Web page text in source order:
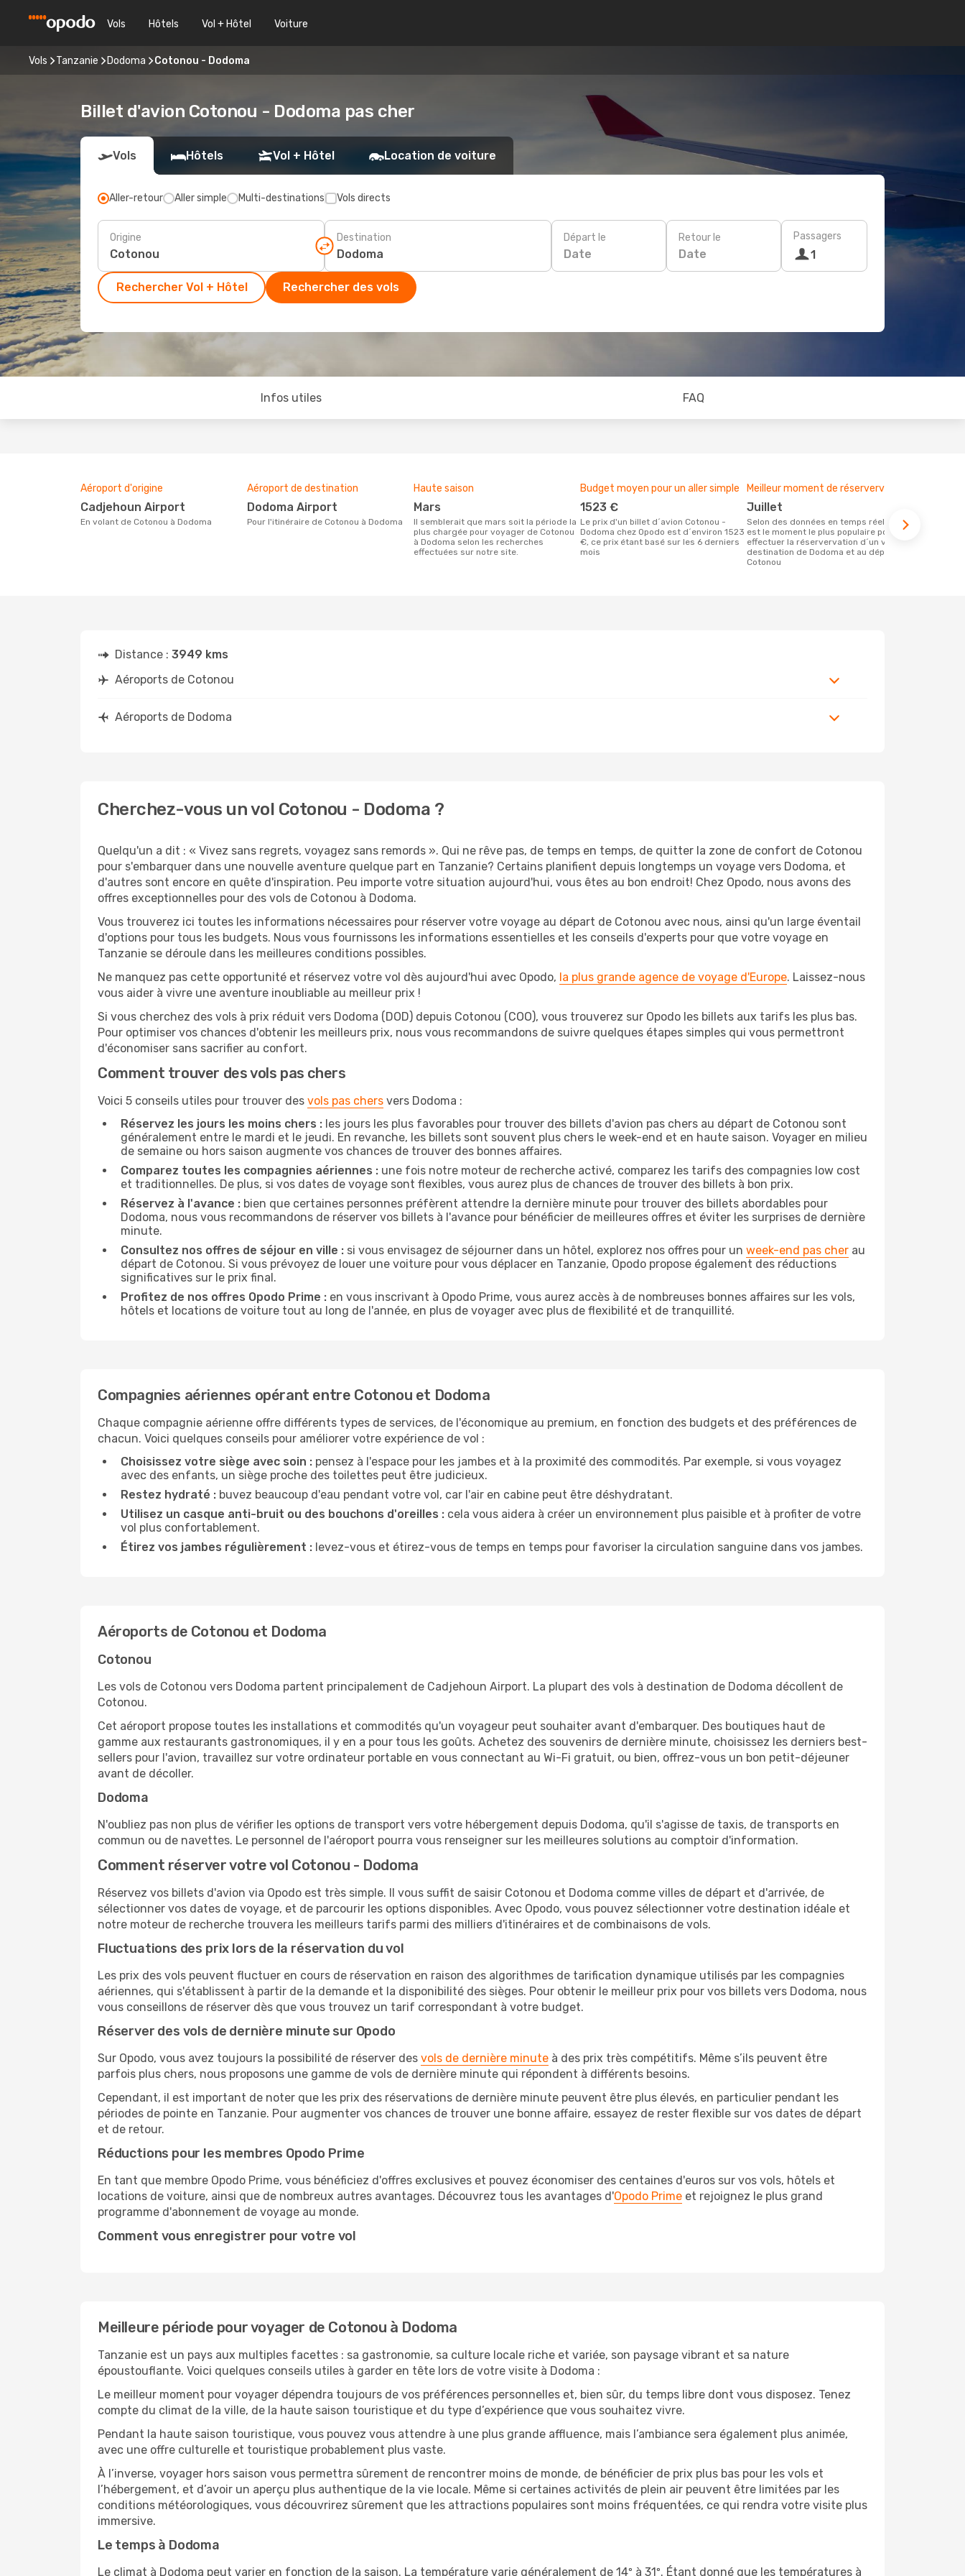
Vols Hôtels Vol + Hôtel Voiture
Vols Tanzanie Dodoma Cotonou - Dodoma
Billet d'avion Cotonou - Dodoma pas cher
Vols Hôtels Vol + Hôtel Location de voiture
Aller-retour Aller simple Multi-destinations Vols directs
Origine Destination Départ le
Date
Retour le
Date
Passagers
1
Rechercher Vol + Hôtel Rechercher des vols
Infos utiles FAQ
Aéroport d'origine
Cadjehoun Airport
En volant de Cotonou à Dodoma
Aéroport de destination
Dodoma Airport
Pour l'itinéraire de Cotonou à Dodoma
Haute saison
mars
Il semblerait que mars soit la période la
plus chargée pour voyager de Cotonou
à Dodoma selon les recherches
effectuées sur notre site.
Budget moyen pour un aller simple
1523 €
Le prix d'un billet d´avion Cotonou -
Dodoma chez Opodo est d´environ 1523
€, ce prix étant basé sur les 6 derniers
mois
Meilleur moment de réservervation
juillet
Selon des données en temps réel, mai
est le moment le plus populaire pour
effectuer la réservervation d´un vol à
destination de Dodoma et au départ de
Cotonou
Distance : 3949 kms
Aéroports de Cotonou
Aéroports de Dodoma
Cherchez-vous un vol Cotonou - Dodoma ?
Quelqu'un a dit : « Vivez sans regrets, voyagez sans remords ». Qui ne rêve pas, de temps en temps, de quitter la zone de confort de Cotonou
pour s'embarquer dans une nouvelle aventure quelque part en Tanzanie? Certains planifient depuis longtemps un voyage vers Dodoma, et
d'autres sont encore en quête d'inspiration. Peu importe votre situation aujourd'hui, vous êtes au bon endroit! Chez Opodo, nous avons des
offres exceptionnelles pour des vols de Cotonou à Dodoma.
Vous trouverez ici toutes les informations nécessaires pour réserver votre voyage au départ de Cotonou avec nous, ainsi qu'un large éventail
d'options pour tous les budgets. Nous vous fournissons les informations essentielles et les conseils d'experts pour que votre voyage en
Tanzanie se déroule dans les meilleures conditions possibles.
Ne manquez pas cette opportunité et réservez votre vol dès aujourd'hui avec Opodo, la plus grande agence de voyage d'Europe. Laissez-nous
vous aider à vivre une aventure inoubliable au meilleur prix !
Si vous cherchez des vols à prix réduit vers Dodoma (DOD) depuis Cotonou (COO), vous trouverez sur Opodo les billets aux tarifs les plus bas.
Pour optimiser vos chances d'obtenir les meilleurs prix, nous vous recommandons de suivre quelques étapes simples qui vous permettront
d'économiser sans sacrifier au confort.
Comment trouver des vols pas chers
Voici 5 conseils utiles pour trouver des vols pas chers vers Dodoma :
Réservez les jours les moins chers : les jours les plus favorables pour trouver des billets d'avion pas chers au départ de Cotonou sont
généralement entre le mardi et le jeudi. En revanche, les billets sont souvent plus chers le week-end et en haute saison. Voyager en milieu
de semaine ou hors saison augmente vos chances de trouver des bonnes affaires.
Comparez toutes les compagnies aériennes : une fois notre moteur de recherche activé, comparez les tarifs des compagnies low cost
et traditionnelles. De plus, si vos dates de voyage sont flexibles, vous aurez plus de chances de trouver des billets à bon prix.
Réservez à l'avance : bien que certaines personnes préfèrent attendre la dernière minute pour trouver des billets abordables pour
Dodoma, nous vous recommandons de réserver vos billets à l'avance pour bénéficier de meilleures offres et éviter les surprises de dernière
minute.
Consultez nos offres de séjour en ville : si vous envisagez de séjourner dans un hôtel, explorez nos offres pour un week-end pas cher au
départ de Cotonou. Si vous prévoyez de louer une voiture pour vous déplacer en Tanzanie, Opodo propose également des réductions
significatives sur le prix final.
Profitez de nos offres Opodo Prime : en vous inscrivant à Opodo Prime, vous aurez accès à de nombreuses bonnes affaires sur les vols,
hôtels et locations de voiture tout au long de l'année, en plus de voyager avec plus de flexibilité et de tranquillité.
Compagnies aériennes opérant entre Cotonou et Dodoma
Chaque compagnie aérienne offre différents types de services, de l'économique au premium, en fonction des budgets et des préférences de
chacun. Voici quelques conseils pour améliorer votre expérience de vol :
Choisissez votre siège avec soin : pensez à l'espace pour les jambes et à la proximité des commodités. Par exemple, si vous voyagez
avec des enfants, un siège proche des toilettes peut être judicieux.
Restez hydraté : buvez beaucoup d'eau pendant votre vol, car l'air en cabine peut être déshydratant.
Utilisez un casque anti-bruit ou des bouchons d'oreilles : cela vous aidera à créer un environnement plus paisible et à profiter de votre
vol plus confortablement.
Étirez vos jambes régulièrement : levez-vous et étirez-vous de temps en temps pour favoriser la circulation sanguine dans vos jambes.
Aéroports de Cotonou et Dodoma
Cotonou
Les vols de Cotonou vers Dodoma partent principalement de Cadjehoun Airport. La plupart des vols à destination de Dodoma décollent de
Cotonou.
Cet aéroport propose toutes les installations et commodités qu'un voyageur peut souhaiter avant d'embarquer. Des boutiques haut de
gamme aux restaurants gastronomiques, il y en a pour tous les goûts. Achetez des souvenirs de dernière minute, choisissez les derniers best-
sellers pour l'avion, travaillez sur votre ordinateur portable en vous connectant au Wi-Fi gratuit, ou bien, offrez-vous un bon petit-déjeuner
avant de décoller.
Dodoma
N'oubliez pas non plus de vérifier les options de transport vers votre hébergement depuis Dodoma, qu'il s'agisse de taxis, de transports en
commun ou de navettes. Le personnel de l'aéroport pourra vous renseigner sur les meilleures solutions au comptoir d'information.
Comment réserver votre vol Cotonou - Dodoma
Réservez vos billets d'avion via Opodo est très simple. Il vous suffit de saisir Cotonou et Dodoma comme villes de départ et d'arrivée, de
sélectionner vos dates de voyage, et de parcourir les options disponibles. Avec Opodo, vous pouvez sélectionner votre destination idéale et
notre moteur de recherche trouvera les meilleurs tarifs parmi des milliers d'itinéraires et de combinaisons de vols.
Fluctuations des prix lors de la réservation du vol
Les prix des vols peuvent fluctuer en cours de réservation en raison des algorithmes de tarification dynamique utilisés par les compagnies
aériennes, qui s'établissent à partir de la demande et la disponibilité des sièges. Pour obtenir le meilleur prix pour vos billets vers Dodoma, nous
vous conseillons de réserver dès que vous trouvez un tarif correspondant à votre budget.
Réserver des vols de dernière minute sur Opodo
Sur Opodo, vous avez toujours la possibilité de réserver des vols de dernière minute à des prix très compétitifs. Même s’ils peuvent être
parfois plus chers, nous proposons une gamme de vols de dernière minute qui répondent à différents besoins.
Cependant, il est important de noter que les prix des réservations de dernière minute peuvent être plus élevés, en particulier pendant les
périodes de pointe en Tanzanie. Pour augmenter vos chances de trouver une bonne affaire, essayez de rester flexible sur vos dates de départ
et de retour.
Réductions pour les membres Opodo Prime
En tant que membre Opodo Prime, vous bénéficiez d'offres exclusives et pouvez économiser des centaines d'euros sur vos vols, hôtels et
locations de voiture, ainsi que de nombreux autres avantages. Découvrez tous les avantages d'Opodo Prime et rejoignez le plus grand
programme d'abonnement de voyage au monde.
Comment vous enregistrer pour votre vol
Meilleure période pour voyager de Cotonou à Dodoma
Tanzanie est un pays aux multiples facettes : sa gastronomie, sa culture locale riche et variée, son paysage vibrant et sa nature
époustouflante. Voici quelques conseils utiles à garder en tête lors de votre visite à Dodoma :
Le meilleur moment pour voyager dépendra toujours de vos préférences personnelles et, bien sûr, du temps libre dont vous disposez. Tenez
compte du climat de la ville, de la haute saison touristique et du type d’expérience que vous souhaitez vivre.
Pendant la haute saison touristique, vous pouvez vous attendre à une plus grande affluence, mais l’ambiance sera également plus animée,
avec une offre culturelle et touristique probablement plus vaste.
À l’inverse, voyager hors saison vous permettra sûrement de rencontrer moins de monde, de bénéficier de prix plus bas pour les vols et
l’hébergement, et d’avoir un aperçu plus authentique de la vie locale. Même si certaines activités de plein air peuvent être limitées par les
conditions météorologiques, vous découvrirez sûrement que les attractions populaires sont moins fréquentées, ce qui rendra votre visite plus
immersive.
Le temps à Dodoma
Le climat à Dodoma peut varier en fonction de la saison. La température varie généralement de 14º à 31º. Étant donné que les températures à